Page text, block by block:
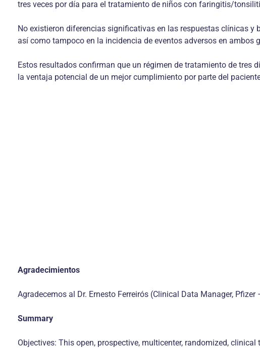
tres veces por día para el tratamiento de niños con faringitis/
No existieron diferencias significativas en las respuestas clínicas
así como tampoco en la incidencia de eventos adversos en ambos
Estos resultados confirman que un régimen de tratamiento de
la ventaja potencial de un mejor cumplimiento por parte del
Agradecimientos
Agradecemos al Dr. Ernesto Ferreirós (Clinical Data Manager,
Summary
Objectives: This open, prospective, multicenter, randomized,